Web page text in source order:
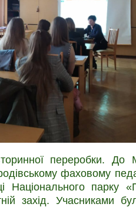
переробки. До
фаховому
парку
захід. Учасниками